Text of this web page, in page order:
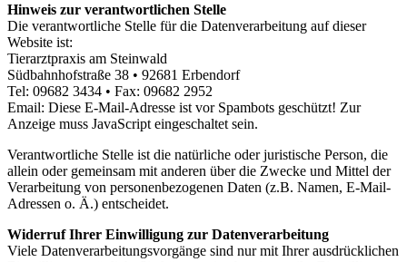
Hinweis zur verantwortlichen Stelle
Die verantwortliche Stelle für die Datenverarbeitung auf dieser
Website ist:
Tierarztpraxis am Steinwald
Südbahnhofstraße 38 • 92681 Erbendorf
Tel: 09682 3434 • Fax: 09682 2952
Email: Diese E-Mail-Adresse ist vor Spambots geschützt! Zur
Anzeige muss JavaScript eingeschaltet sein.
Verantwortliche Stelle ist die natürliche oder juristische Person, die
allein oder gemeinsam mit anderen über die Zwecke und Mittel der
Verarbeitung von personenbezogenen Daten (z.B. Namen, E-Mail-
Adressen o. Ä.) entscheidet.
Widerruf Ihrer Einwilligung zur Datenverarbeitung
Viele Datenverarbeitungsvorgänge sind nur mit Ihrer ausdrücklichen